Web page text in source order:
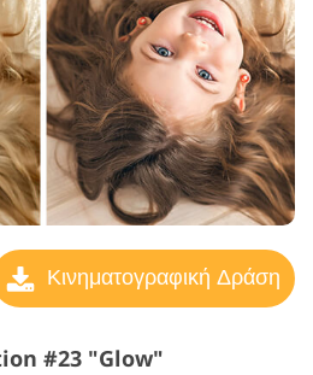
Κινηματογραφική Δράση
#23 "Glow"